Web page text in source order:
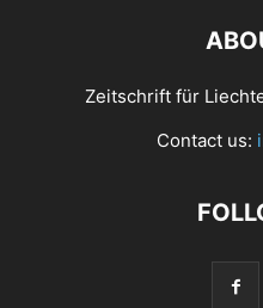
Zeitschrift für
Contact us: